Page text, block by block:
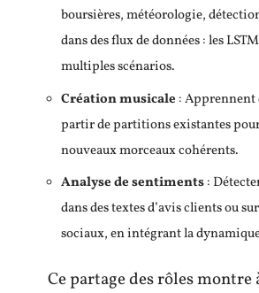
boursières, météorologie,
dans des flux de données : les
multiples scénarios.
Création musicale : Apprennent
partir de partitions existantes
nouveaux morceaux cohérents.
Analyse de sentiments:
dans des textes d’avis clients ou
sociaux, en intégrant la
Ce partage des rôles montre